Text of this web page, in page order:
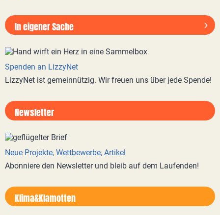
In eigener Sache
Spenden an LizzyNet
LizzyNet ist gemeinnützig. Wir freuen uns über jede Spende!
Newsletter
Neue Projekte, Wettbewerbe, Artikel
Abonniere den Newsletter und bleib auf dem Laufenden!
Klima&Klamotten